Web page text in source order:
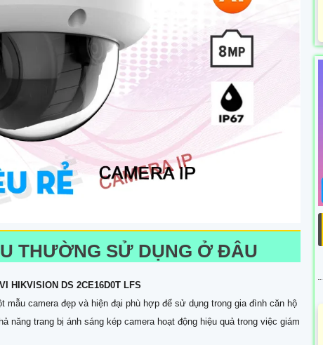
THƯỜNG SỬ DỤNG Ở ĐÂU
HIKVISION DS 2CE16D0T LFS
mẫu camera đẹp và hiện đại phù hợp để sử dụng trong gia đình căn hộ
năng trang bị ánh sáng kép camera hoạt động hiệu quả trong việc giám